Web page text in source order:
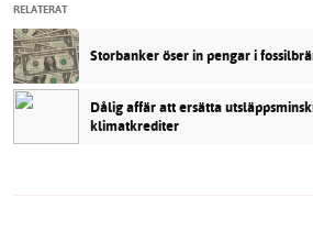
RELATERAT
Storbanker öser in pengar i
Dålig affär att ersätta
klimatkrediter